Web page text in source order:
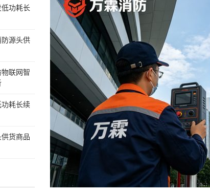
功耗长
源头供
联网智
耗长续
货商品